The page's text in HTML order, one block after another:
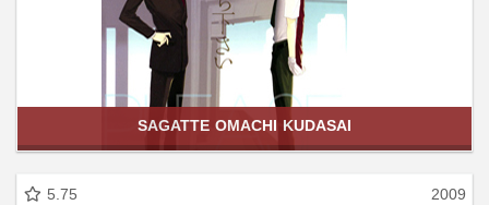
SAGATTE OMACHI KUDASAI
5.75 2009